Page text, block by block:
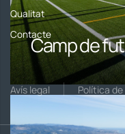
Camp de
Qualitat
Contacte
Avís legal Política